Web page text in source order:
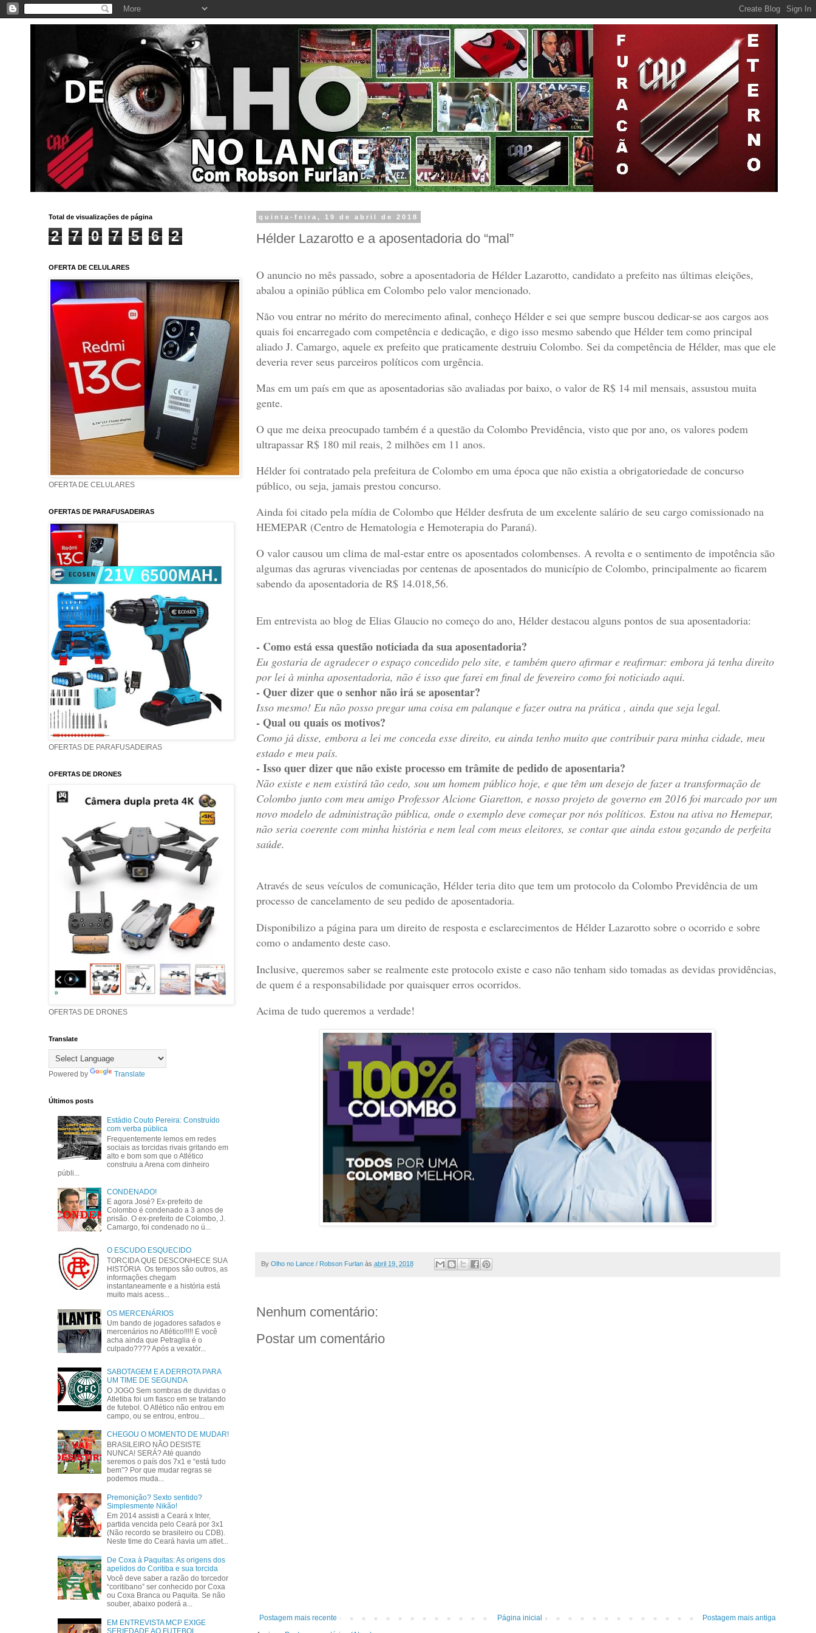
quinta-feira, 19 de abril de 2018
Hélder Lazarotto e a aposentadoria do “mal”
O anuncio no mês passado, sobre a aposentadoria de Hélder Lazarotto, candidato a prefeito nas últimas eleições,
abalou a opinião pública em Colombo pelo valor mencionado.
Não vou entrar no mérito do merecimento afinal, conheço Hélder e sei que sempre buscou dedicar-se aos cargos aos
quais foi encarregado com competência e dedicação, e digo isso mesmo sabendo que Hélder tem como principal
aliado J. Camargo, aquele ex prefeito que praticamente destruiu Colombo. Sei da competência de Hélder, mas que ele
deveria rever seus parceiros políticos com urgência.
Mas em um país em que as aposentadorias são avaliadas por baixo, o valor de R$ 14 mil mensais, assustou muita
gente.
O que me deixa preocupado também é a questão da Colombo Previdência, visto que por ano, os valores podem
ultrapassar R$ 180 mil reais, 2 milhões em 11 anos.
Hélder foi contratado pela prefeitura de Colombo em uma época que não existia a obrigatoriedade de concurso
público, ou seja, jamais prestou concurso.
Ainda foi citado pela mídia de Colombo que Hélder desfruta de um excelente salário de seu cargo comissionado na
HEMEPAR (Centro de Hematologia e Hemoterapia do Paraná).
O valor causou um clima de mal-estar entre os aposentados colombenses. A revolta e o sentimento de impotência são
algumas das agruras vivenciadas por centenas de aposentados do município de Colombo, principalmente ao ficarem
sabendo da aposentadoria de R$ 14.018,56.
Em entrevista ao blog de Elias Glaucio no começo do ano, Hélder destacou alguns pontos de sua aposentadoria:
- Como está essa questão noticiada da sua aposentadoria?
Eu gostaria de agradecer o espaço concedido pelo site, e também quero afirmar e reafirmar: embora já tenha direito
por lei à minha aposentadoria, não é isso que farei em final de fevereiro como foi noticiado aqui.
- Quer dizer que o senhor não irá se aposentar?
Isso mesmo! Eu não posso pregar uma coisa em palanque e fazer outra na prática , ainda que seja legal.
- Qual ou quais os motivos?
Como já disse, embora a lei me conceda esse direito, eu ainda tenho muito que contribuir para minha cidade, meu
estado e meu país.
- Isso quer dizer que não existe processo em trâmite de pedido de aposentaria?
Não existe e nem existirá tão cedo, sou um homem público hoje, e que têm um desejo de fazer a transformação de
Colombo junto com meu amigo Professor Alcione Giaretton, e nosso projeto de governo em 2016 foi marcado por um
novo modelo de administração pública, onde o exemplo deve começar por nós políticos. Estou na ativa no Hemepar,
não seria coerente com minha história e nem leal com meus eleitores, se contar que ainda estou gozando de perfeita
saúde.
Através de seus veículos de comunicação, Hélder teria dito que tem um protocolo da Colombo Previdência de um
processo de cancelamento de seu pedido de aposentadoria.
Disponibilizo a página para um direito de resposta e esclarecimentos de Hélder Lazarotto sobre o ocorrido e sobre
como o andamento deste caso.
Inclusive, queremos saber se realmente este protocolo existe e caso não tenham sido tomadas as devidas providências,
de quem é a responsabilidade por quaisquer erros ocorridos.
Acima de tudo queremos a verdade!
By Olho no Lance / Robson Furlan às abril 19, 2018
Nenhum comentário:
Postar um comentário
Postagem mais recente Postagem mais antiga
Página inicial
Total de visualizações de página
2 7 0 7 5 6 2
OFERTA DE CELULARES
OFERTA DE CELULARES
OFERTAS DE PARAFUSADEIRAS
OFERTAS DE PARAFUSADEIRAS
OFERTAS DE DRONES
OFERTAS DE DRONES
Translate
Powered by Translate
Últimos posts
Estádio Couto Pereira: Construído
com verba pública
Frequentemente lemos em redes
sociais as torcidas rivais gritando em
alto e bom som que o Atlético
construiu a Arena com dinheiro
públi...
CONDENADO!
E agora José? Ex-prefeito de
Colombo é condenado a 3 anos de
prisão. O ex-prefeito de Colombo, J.
Camargo, foi condenado no ú...
O ESCUDO ESQUECIDO
TORCIDA QUE DESCONHECE SUA
HISTÓRIA Os tempos são outros, as
informações chegam
instantaneamente e a história está
muito mais acess...
OS MERCENÁRIOS
Um bando de jogadores safados e
mercenários no Atlético!!!!! E você
acha ainda que Petraglia é o
culpado???? Após a vexatór...
SABOTAGEM E A DERROTA PARA
UM TIME DE SEGUNDA
O JOGO Sem sombras de duvidas o
Atletiba foi um fiasco em se tratando
de futebol. O Atlético não entrou em
campo, ou se entrou, entrou...
CHEGOU O MOMENTO DE MUDAR!
BRASILEIRO NÃO DESISTE
NUNCA! SERÁ? Até quando
seremos o país dos 7x1 e “está tudo
bem”? Por que mudar regras se
podemos muda...
Premonição? Sexto sentido?
Simplesmente Nikão!
Em 2014 assisti a Ceará x Inter,
partida vencida pelo Ceará por 3x1
(Não recordo se brasileiro ou CDB).
Neste time do Ceará havia um atlet...
De Coxa à Paquitas: As origens dos
apelidos do Coritiba e sua torcida
Você deve saber a razão do torcedor
“coritibano” ser conhecido por Coxa
ou Coxa Branca ou Paquita. Se não
souber, abaixo poderá a...
EM ENTREVISTA MCP EXIGE
SERIEDADE AO FUTEBOL